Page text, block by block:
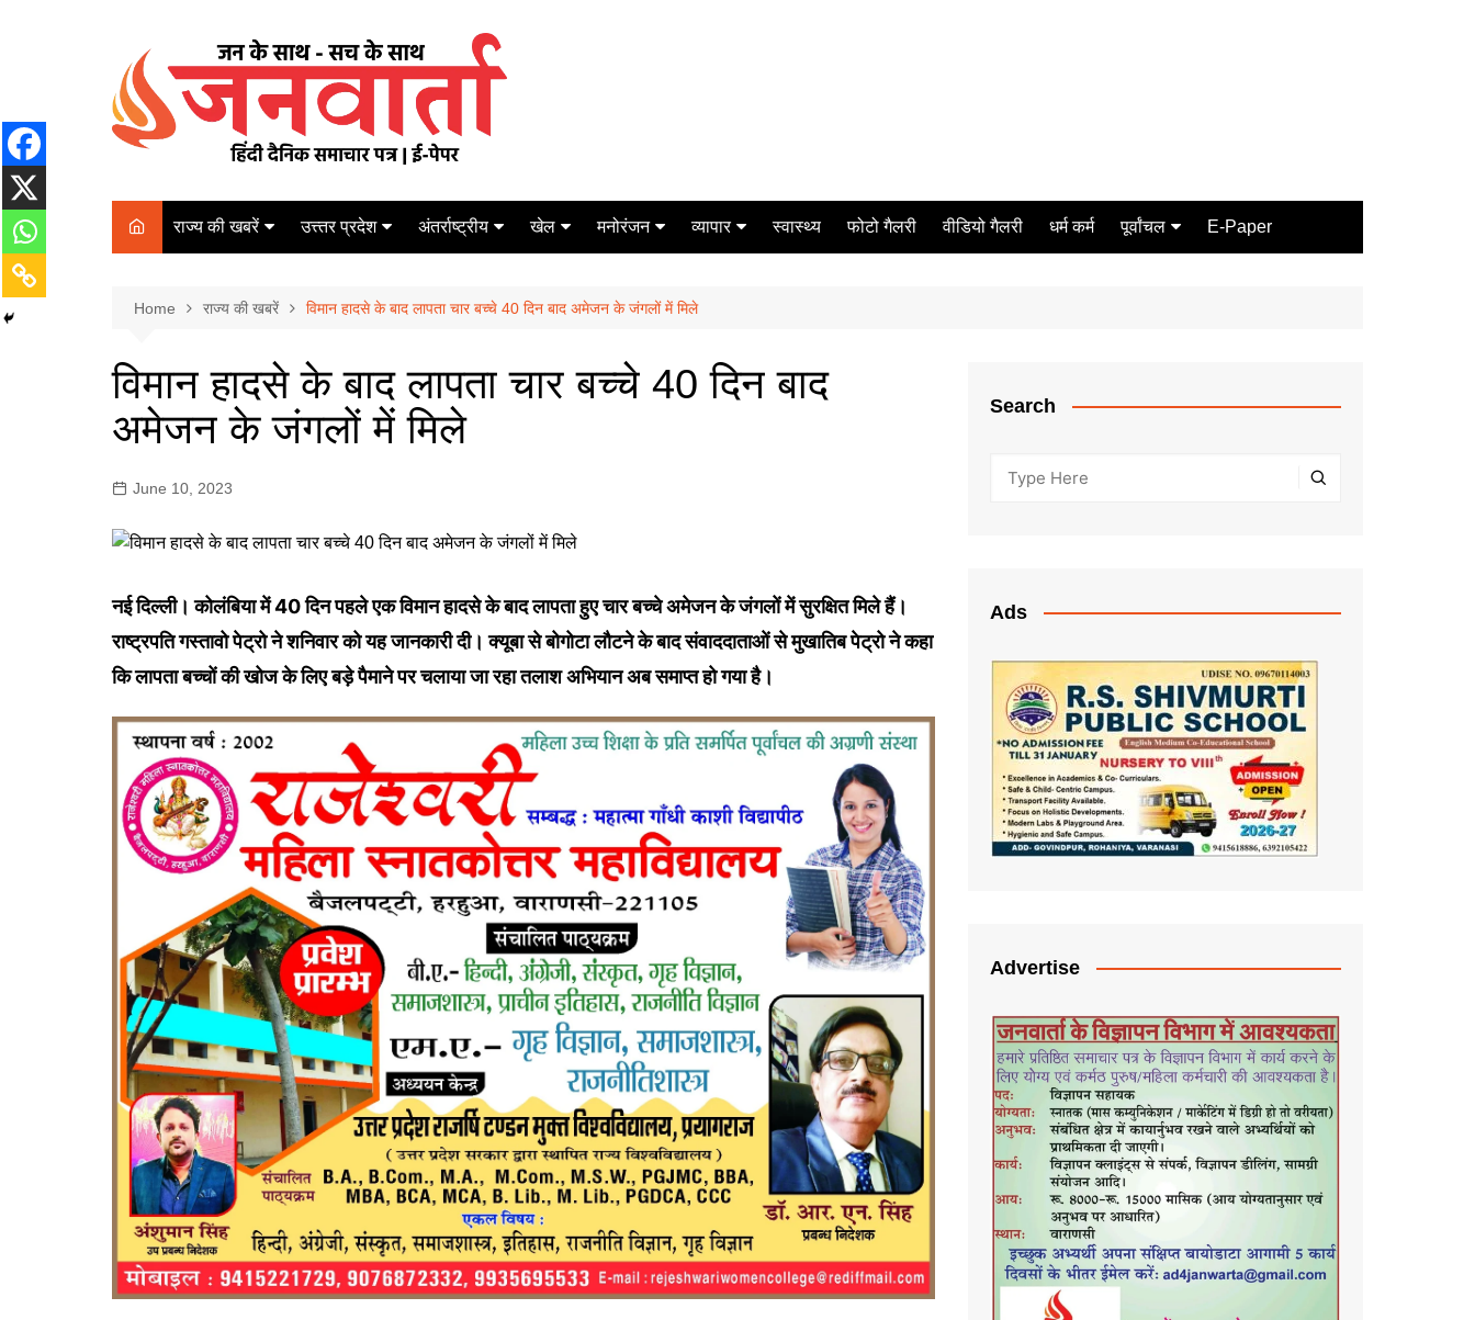
राज्य की खबरें
पटना
कोलकाता
नई दिल्ली
मुम्बई
उत्त्तर प्रदेश
कानपुर
आज़मगढ़
ग़ाज़ीपुर
लखनऊ
अंतर्राष्ट्रीय खेल
टेनिस
मनोरंजन
मिर्च मसाला
व्यापार
ऑटो मोबाइल
स्वास्थ्य फोटो गैलरी वीडियो गैलरी धर्म कर्म पूर्वांचल E-Paper
Home राज्य की खबरें विमान हादसे के बाद लापता चार बच्चे 40 दिन बाद अमेजन के जंगलों में मिले
विमान हादसे के बाद लापता चार बच्चे 40 दिन बाद
अमेजन के जंगलों में मिले
June 10, 2023
नई दिल्ली। कोलंबिया में 40 दिन पहले एक विमान हादसे के बाद लापता हुए चार बच्चे अमेजन के जंगलों में सुरक्षित मिले हैं।
राष्ट्रपति गस्तावो पेट्रो ने शनिवार को यह जानकारी दी। क्यूबा से बोगोटा लौटने के बाद संवाददाताओं से मुखातिब पेट्रो ने कहा
कि लापता बच्चों की खोज के लिए बड़े पैमाने पर चलाया जा रहा तलाश अभियान अब समाप्त हो गया है।
Search
Ads
Advertise